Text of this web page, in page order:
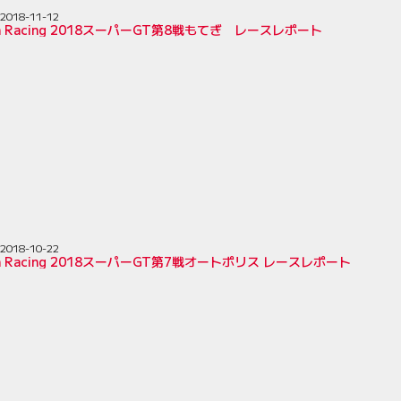
2018スーパーGT第8戦もてぎ レースレポート
2018-11-12
2018スーパーGT第7戦オートポリス レースレポート
2018-10-22